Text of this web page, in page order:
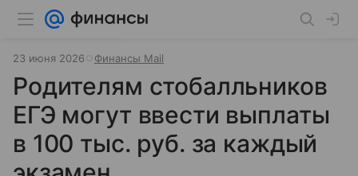
23 июня 2026 Финансы Mail
Родителям стобалльников
ЕГЭ могут ввести выплаты
в 100 тыс. руб. за каждый